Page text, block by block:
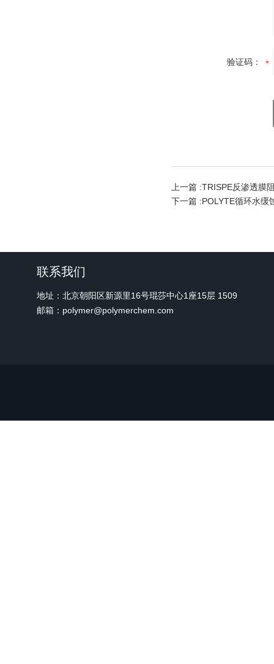
验证码：
上一篇 :TRISPE反渗透膜
下一篇 :POLYTE循环水缓
联系我们
地址：北京朝阳区新源里16号琨莎中心1座15层 1509
邮箱：polymer@polymerchem.com